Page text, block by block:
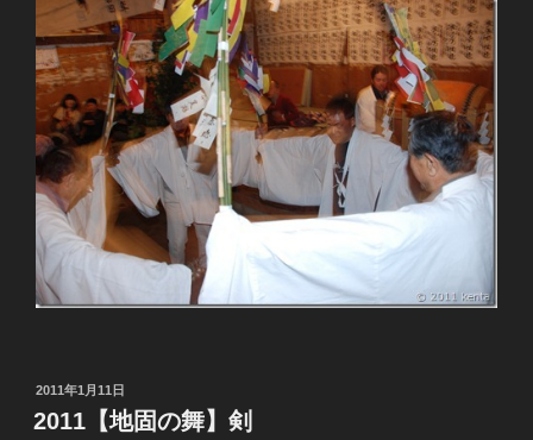
投
稿
日:
2011年1月11日
2011【地固の舞】剣